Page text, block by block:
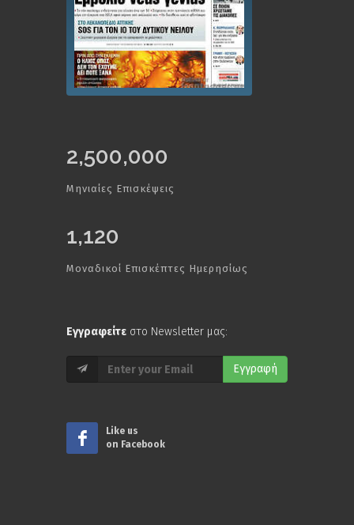
2,500,000
Μηνιαίες Επισκέψεις
1,120
Μοναδικοί Επισκέπτες Ημερησίως
Εγγραφείτε στο Newsletter μας:
Εγγραφή
Like us
on Facebook